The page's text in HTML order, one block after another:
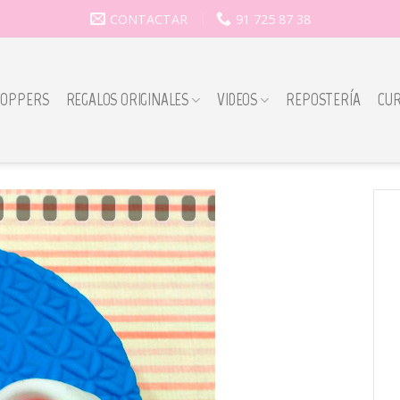
CONTACTAR 91 725 87 38
REGALOS ORIGINALES VIDEOS REPOSTERÍA